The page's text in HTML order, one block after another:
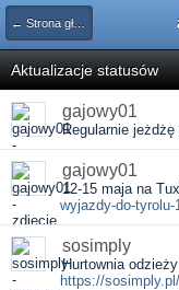
← Strona główna
Aktualizacje statusów
gajowy01
Regularnie
gajowy01
12-15 maja na
wyjazdy-do-tyrolu-
sosimply
Hurtownia
https://